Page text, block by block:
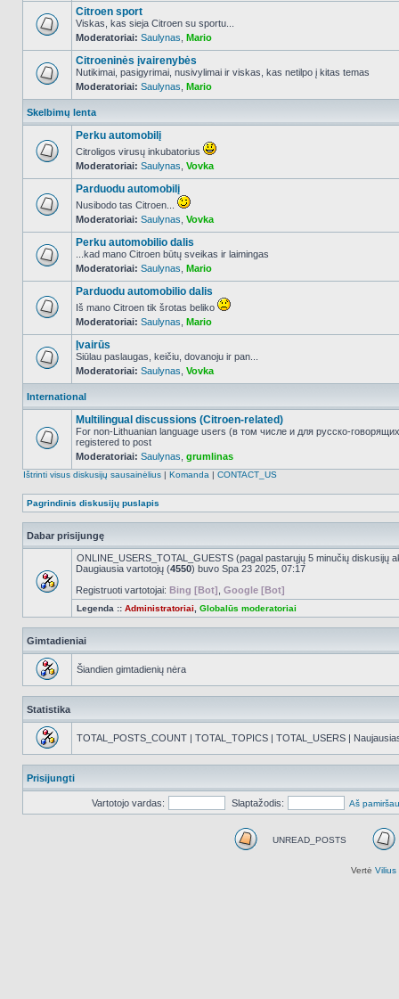
NO_UNREAD_POSTS
Citroen sport
Viskas, kas sieja Citroen su sportu...
Moderatoriai: Saulynas Mario
NO_UNREAD_POSTS
Citroeninės įvairenybės
Nutikimai, pasigyrimai, nusivylimai ir viskas, kas netilpo į kitas temas
Moderatoriai: Saulynas Mario
Skelbimų lenta
NO_UNREAD_POSTS
Perku automobilį
Citroligos virusų inkubatorius
Moderatoriai: Saulynas Vovka
NO_UNREAD_POSTS
Parduodu automobilį
Nusibodo tas Citroen...
Moderatoriai: Saulynas Vovka
NO_UNREAD_POSTS
Perku automobilio dalis
...kad mano Citroen būtų sveikas ir laimingas
Moderatoriai: Saulynas Mario
NO_UNREAD_POSTS
Parduodu automobilio dalis
Iš mano Citroen tik šrotas beliko
Moderatoriai: Saulynas Mario
NO_UNREAD_POSTS
Įvairūs
Siūlau paslaugas, keičiu, dovanoju ir pan...
Moderatoriai: Saulynas Vovka
International
NO_UNREAD_POSTS
Multilingual discussions (Citroen-related)
For non-Lithuanian language users (в том числе и для русско-
registered to post
Moderatoriai: Saulynas grumlinas
Ištrinti visus diskusijų sausainėlius | Komanda | CONTACT_US
Pagrindinis diskusijų puslapis
Dabar prisijungę
ONLINE_USERS_TOTAL_GUESTS (pagal pastarųjų 5 minučių diskusijų
Daugiausia vartotojų (4550) buvo Spa 23 2025, 07:17
Registruoti vartotojai: Bing [Bot] Google [Bot]
Legenda :: Administratoriai Globalūs moderatoriai
Gimtadieniai
Šiandien gimtadienių nėra
Statistika
TOTAL_POSTS_COUNT | TOTAL_TOPICS | TOTAL_USERS |
Prisijungti
Vartotojo vardas: Slaptažodis: Aš
UNREAD_POSTS
Vertė Vilius